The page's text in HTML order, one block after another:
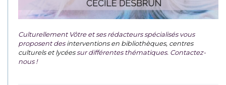
Culturellement Vôtre et ses rédacteurs spécialisés vous
proposent desinterventions en bibliothèques, centres
culturels et lycéessur différentes thématiques. Contactez-
nous !